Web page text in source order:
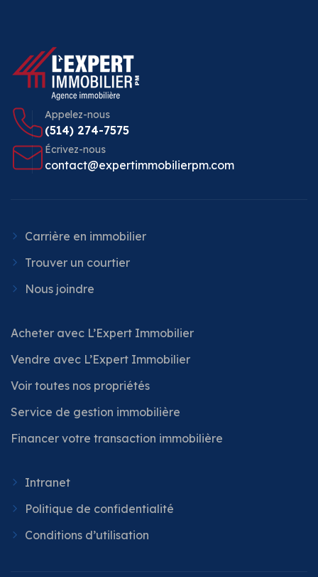
Appelez-nous
(514) 274-7575
Écrivez-nous
contact@expertimmobilierpm.com
Carrière en immobilier
Trouver un courtier
Nous joindre
Acheter avec L’Expert Immobilier
Vendre avec L’Expert Immobilier
Voir toutes nos propriétés
Service de gestion immobilière
Financer votre transaction immobilière
Intranet
Politique de confidentialité
Conditions d’utilisation